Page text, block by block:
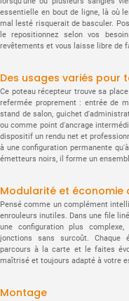
essentielle en bout de ligne, là où
mal lesté risquerait de basculer.
le repositionnez selon vos
revêtements et vous laisse libre de
Des usages variés pour
Ce poteau récepteur trouve sa
refermée proprement : entrée de
stand de salon, guichet
ou comme point d'ancrage
dispositif un rendu net et
à une configuration permanente
émetteurs noirs, il forme un
Modularité et économie
Pensé comme un complément
enrouleurs inutiles. Dans une file
une configuration plus
jonctions sans surcoût. Chaque
parcours à la carte et le faites
maîtrisé et toujours adapté à votre
Montage